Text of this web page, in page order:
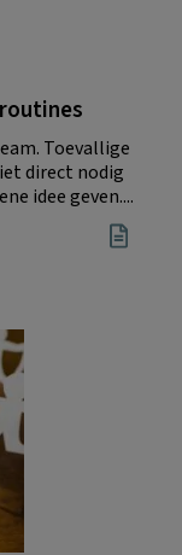
Toevallige
direct nodig
idee geven....